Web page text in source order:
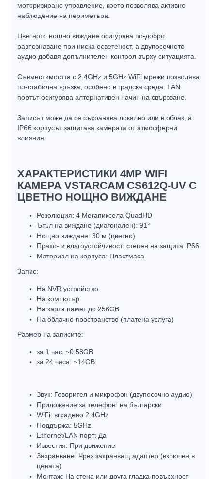
моторизирано управление, което позволява активно
наблюдение на периметъра.
Цветното нощно виждане осигурява по-добро
разпознаване при ниска осветеност, а двупосочното
аудио добавя допълнителен контрол върху ситуацията.
Съвместимостта с 2.4GHz и 5GHz WiFi мрежи позволява
по-стабилна връзка, особено в градска среда. LAN
портът осигурява алтернативен начин на свързване.
Записът може да се съхранява локално или в облак, а
IP66 корпусът защитава камерата от атмосферни
влияния.
ХАРАКТЕРИСТИКИ 4MP WIFI
КАМЕРА VSTARCAM CS612Q-UV С
ЦВЕТНО НОЩНО ВИЖДАНЕ
Резолюция: 4 Мегапиксела QuadHD
Ъгъл на виждане (диагонален): 91°
Нощно виждане: 30 м (цветно)
Прахо- и влагоустойчивост: степен на защита IP66
Материал на корпуса: Пластмаса
Запис:
На NVR устройство
На компютър
На карта памет до 256GB
На облачно пространство (платена услуга)
Размер на записите:
за 1 час: ~0.58GB
за 24 часа: ~14GB
Звук: Говорител и микрофон (двупосочно аудио)
Приложение за телефон: на български
WiFi: вградено 2.4GHz
Поддържа: 5GHz
Ethernet/LAN порт: Да
Известия: При движение
Захранване: Чрез захранващ адаптер (включен в
цената)
Монтаж: На стена или друга гладка повърхност